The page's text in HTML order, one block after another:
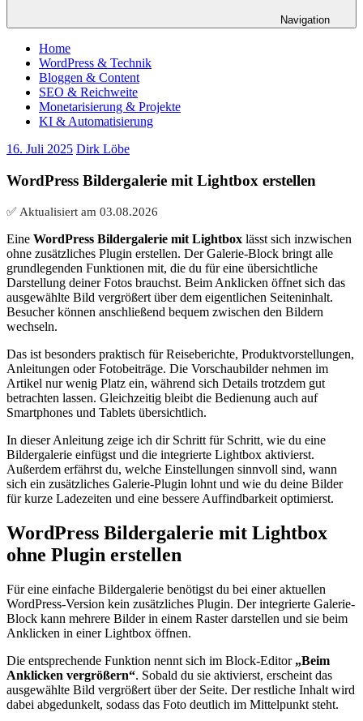
Navigation
Home
WordPress & Technik
Bloggen & Content
SEO & Reichweite
Monetarisierung & Projekte
KI & Automatisierung
16. Juli 2025 Dirk Löbe
WordPress Bildergalerie mit Lightbox erstellen
✅ Aktualisiert am 03.08.2026
Eine WordPress Bildergalerie mit Lightbox lässt sich inzwischen
ohne zusätzliches Plugin erstellen. Der Galerie-Block bringt alle
grundlegenden Funktionen mit, die du für eine übersichtliche
Darstellung deiner Fotos brauchst. Beim Anklicken öffnet sich das
ausgewählte Bild vergrößert über dem eigentlichen Seiteninhalt.
Besucher können anschließend bequem zwischen den Bildern
wechseln.
Das ist besonders praktisch für Reiseberichte, Produktvorstellungen,
Anleitungen oder Fotobeiträge. Die Vorschaubilder nehmen im
Artikel nur wenig Platz ein, während sich Details trotzdem gut
betrachten lassen. Gleichzeitig bleibt die Bedienung auch auf
Smartphones und Tablets übersichtlich.
In dieser Anleitung zeige ich dir Schritt für Schritt, wie du eine
Bildergalerie einfügst und die integrierte Lightbox aktivierst.
Außerdem erfährst du, welche Einstellungen sinnvoll sind, wann
sich ein zusätzliches Galerie-Plugin lohnt und wie du deine Bilder
für kurze Ladezeiten und eine bessere Auffindbarkeit optimierst.
WordPress Bildergalerie mit Lightbox
ohne Plugin erstellen
Für eine einfache Bildergalerie benötigst du bei einer aktuellen
WordPress-Version kein zusätzliches Plugin. Der integrierte Galerie-
Block kann mehrere Bilder in einem Raster darstellen und sie beim
Anklicken in einer Lightbox öffnen.
Die entsprechende Funktion nennt sich im Block-Editor „Beim
Anklicken vergrößern“. Sobald du sie aktivierst, erscheint das
ausgewählte Bild vergrößert über der Seite. Der restliche Inhalt wird
dabei abgedunkelt, sodass das Foto deutlich im Mittelpunkt steht.